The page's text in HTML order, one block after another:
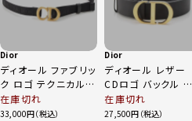
Dior
ディオール ファブリッ
ク ロゴ テクニカル
ベルト キッズ ブラッ
ク
在庫切れ
33,000
Dior
ディオール レザー
CDロゴ バックル モ
ンテーニュ ベルト ブ
ラック 75
在庫切れ
27,500